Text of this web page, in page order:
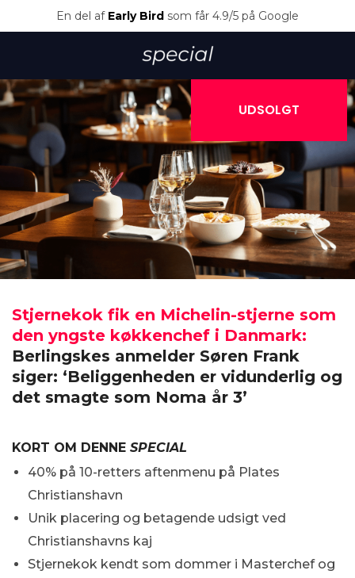
En del af Early Bird som får 4.9/5 på Google
UDSOLGT
Stjernekok fik en Michelin-stjerne som
den yngste køkkenchef i Danmark:
Berlingskes anmelder Søren Frank
siger: ‘Beliggenheden er vidunderlig og
det smagte som Noma år 3’
KORT OM DENNE SPECIAL
40% på 10-retters aftenmenu på Plates
Christianshavn
Unik placering og betagende udsigt ved
Christianshavns kaj
Stjernekok kendt som dommer i Masterchef og